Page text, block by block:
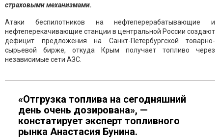
страховыми механизмами.
Атаки беспилотников на нефтеперерабатывающие и
нефтеперекачивающие станции в центральной России создают
дефицит предложения на Санкт-Петербургской товарно-
сырьевой бирже, откуда Крым получает топливо через
независимые сети АЗС.
«Отгрузка топлива на сегодняшний
день очень дозирована», —
констатирует эксперт топливного
рынка Анастасия Бунина.